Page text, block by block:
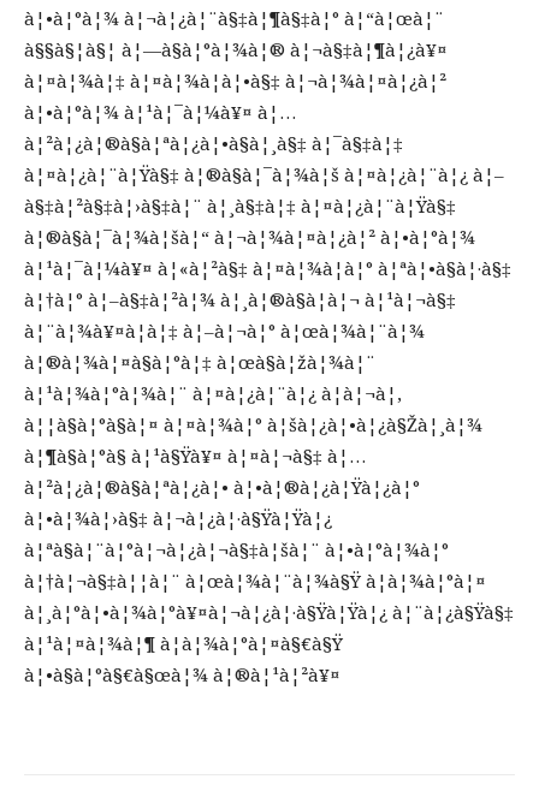
à¦•à¦°à¦¾ à¦¬à¦¿à¦¨à§‡à¦¶à§‡à¦° à¦“à¦œà¦¨
à§§à§¦à§¦ à¦—à§à¦°à¦¾à¦® à¦¬à§‡à¦¶à¦¿à¥¤
à¦¤à¦¾à¦‡ à¦¤à¦¾à¦à¦•à§‡ à¦¬à¦¾à¦¤à¦¿à¦²
à¦•à¦°à¦¾ à¦¹à¦¯à¦¼à¥¤ à¦…
à¦²à¦¿à¦®à§à¦ªà¦¿à¦•à§à¦¸à§‡ à¦¯à§‡à¦‡
à¦¤à¦¿à¦¨à¦Ÿà§‡ à¦®à§à¦¯à¦¾à¦š à¦¤à¦¿à¦¨à¦¿ à¦–
à§‡à¦²à§‡à¦›à§‡à¦¨ à¦¸à§‡à¦‡ à¦¤à¦¿à¦¨à¦Ÿà§‡
à¦®à§à¦¯à¦¾à¦šà¦“ à¦¬à¦¾à¦¤à¦¿à¦² à¦•à¦°à¦¾
à¦¹à¦¯à¦¼à¥¤ à¦«à¦²à§‡ à¦¤à¦¾à¦à¦° à¦ªà¦•à§à¦·à§‡
à¦†à¦° à¦–à§‡à¦²à¦¾ à¦¸à¦®à§à¦­à¦¬ à¦¹à¦¬à§‡
à¦¨à¦¾à¥¤à¦à¦‡ à¦–à¦¬à¦° à¦œà¦¾à¦¨à¦¾
à¦®à¦¾à¦¤à§à¦°à¦‡ à¦œà§à¦žà¦¾à¦¨
à¦¹à¦¾à¦°à¦¾à¦¨ à¦¤à¦¿à¦¨à¦¿ à¦à¦¬à¦‚
à¦¦à§à¦°à§à¦¤ à¦¤à¦¾à¦° à¦šà¦¿à¦•à¦¿à§Žà¦¸à¦¾
à¦¶à§à¦°à§ à¦¹à§Ÿà¥¤ à¦¤à¦¬à§‡ à¦…
à¦²à¦¿à¦®à§à¦ªà¦¿à¦• à¦•à¦®à¦¿à¦Ÿà¦¿à¦°
à¦•à¦¾à¦›à§‡ à¦¬à¦¿à¦·à§Ÿà¦Ÿà¦¿
à¦ªà§à¦¨à¦°à¦¬à¦¿à¦¬à§‡à¦šà¦¨ à¦•à¦°à¦¾à¦°
à¦†à¦¬à§‡à¦¦à¦¨ à¦œà¦¾à¦¨à¦¾à§Ÿ à¦­à¦¾à¦°à¦¤
à¦¸à¦°à¦•à¦¾à¦°à¥¤à¦¬à¦¿à¦·à§Ÿà¦Ÿà¦¿ à¦¨à¦¿à§Ÿà§‡
à¦¹à¦¤à¦¾à¦¶ à¦­à¦¾à¦°à¦¤à§€à§Ÿ
à¦•à§à¦°à§€à§œà¦¾ à¦®à¦¹à¦²à¥¤